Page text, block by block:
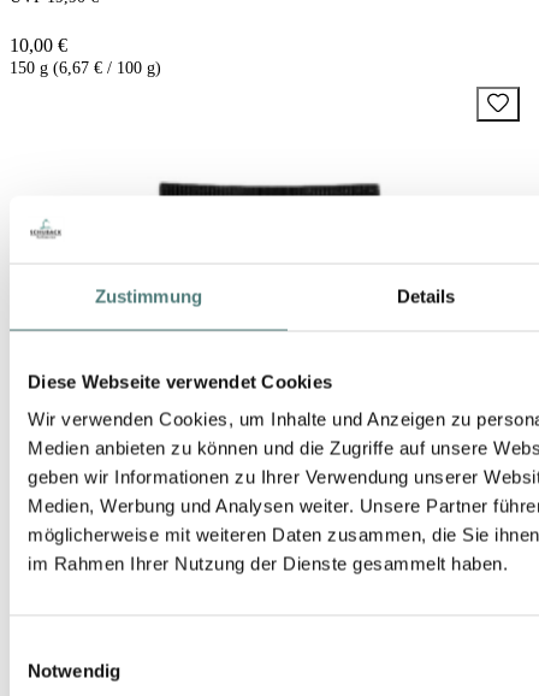
Zustimmung Details
Diese Webseite verwendet Cookies
Wir verwenden Cookies, um Inhalte und Anzeigen zu
Medien anbieten zu können und die Zugriffe auf unsere
geben wir Informationen zu Ihrer Verwendung unserer
Medien, Werbung und Analysen weiter. Unsere Partner
möglicherweise mit weiteren Daten zusammen, die Sie
im Rahmen Ihrer Nutzung der Dienste gesammelt haben.
Notwendig
10,00 €
150 g (6,67 € / 100 g)